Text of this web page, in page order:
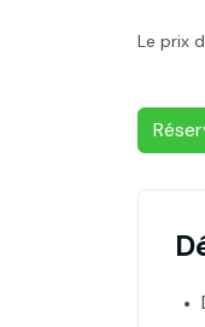
Le prix